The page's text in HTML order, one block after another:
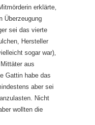
erklärte,
Überzeugung
sei das vierte
Hersteller
sogar war),
aus
Gattin habe das
aber sei
Nicht
wollten die